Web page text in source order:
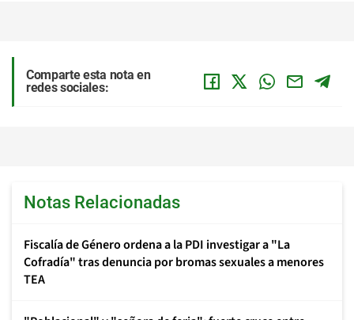
Comparte esta nota en
redes sociales:
Notas Relacionadas
Fiscalía de Género ordena a la PDI investigar a "La
Cofradía" tras denuncia por bromas sexuales a menores
TEA